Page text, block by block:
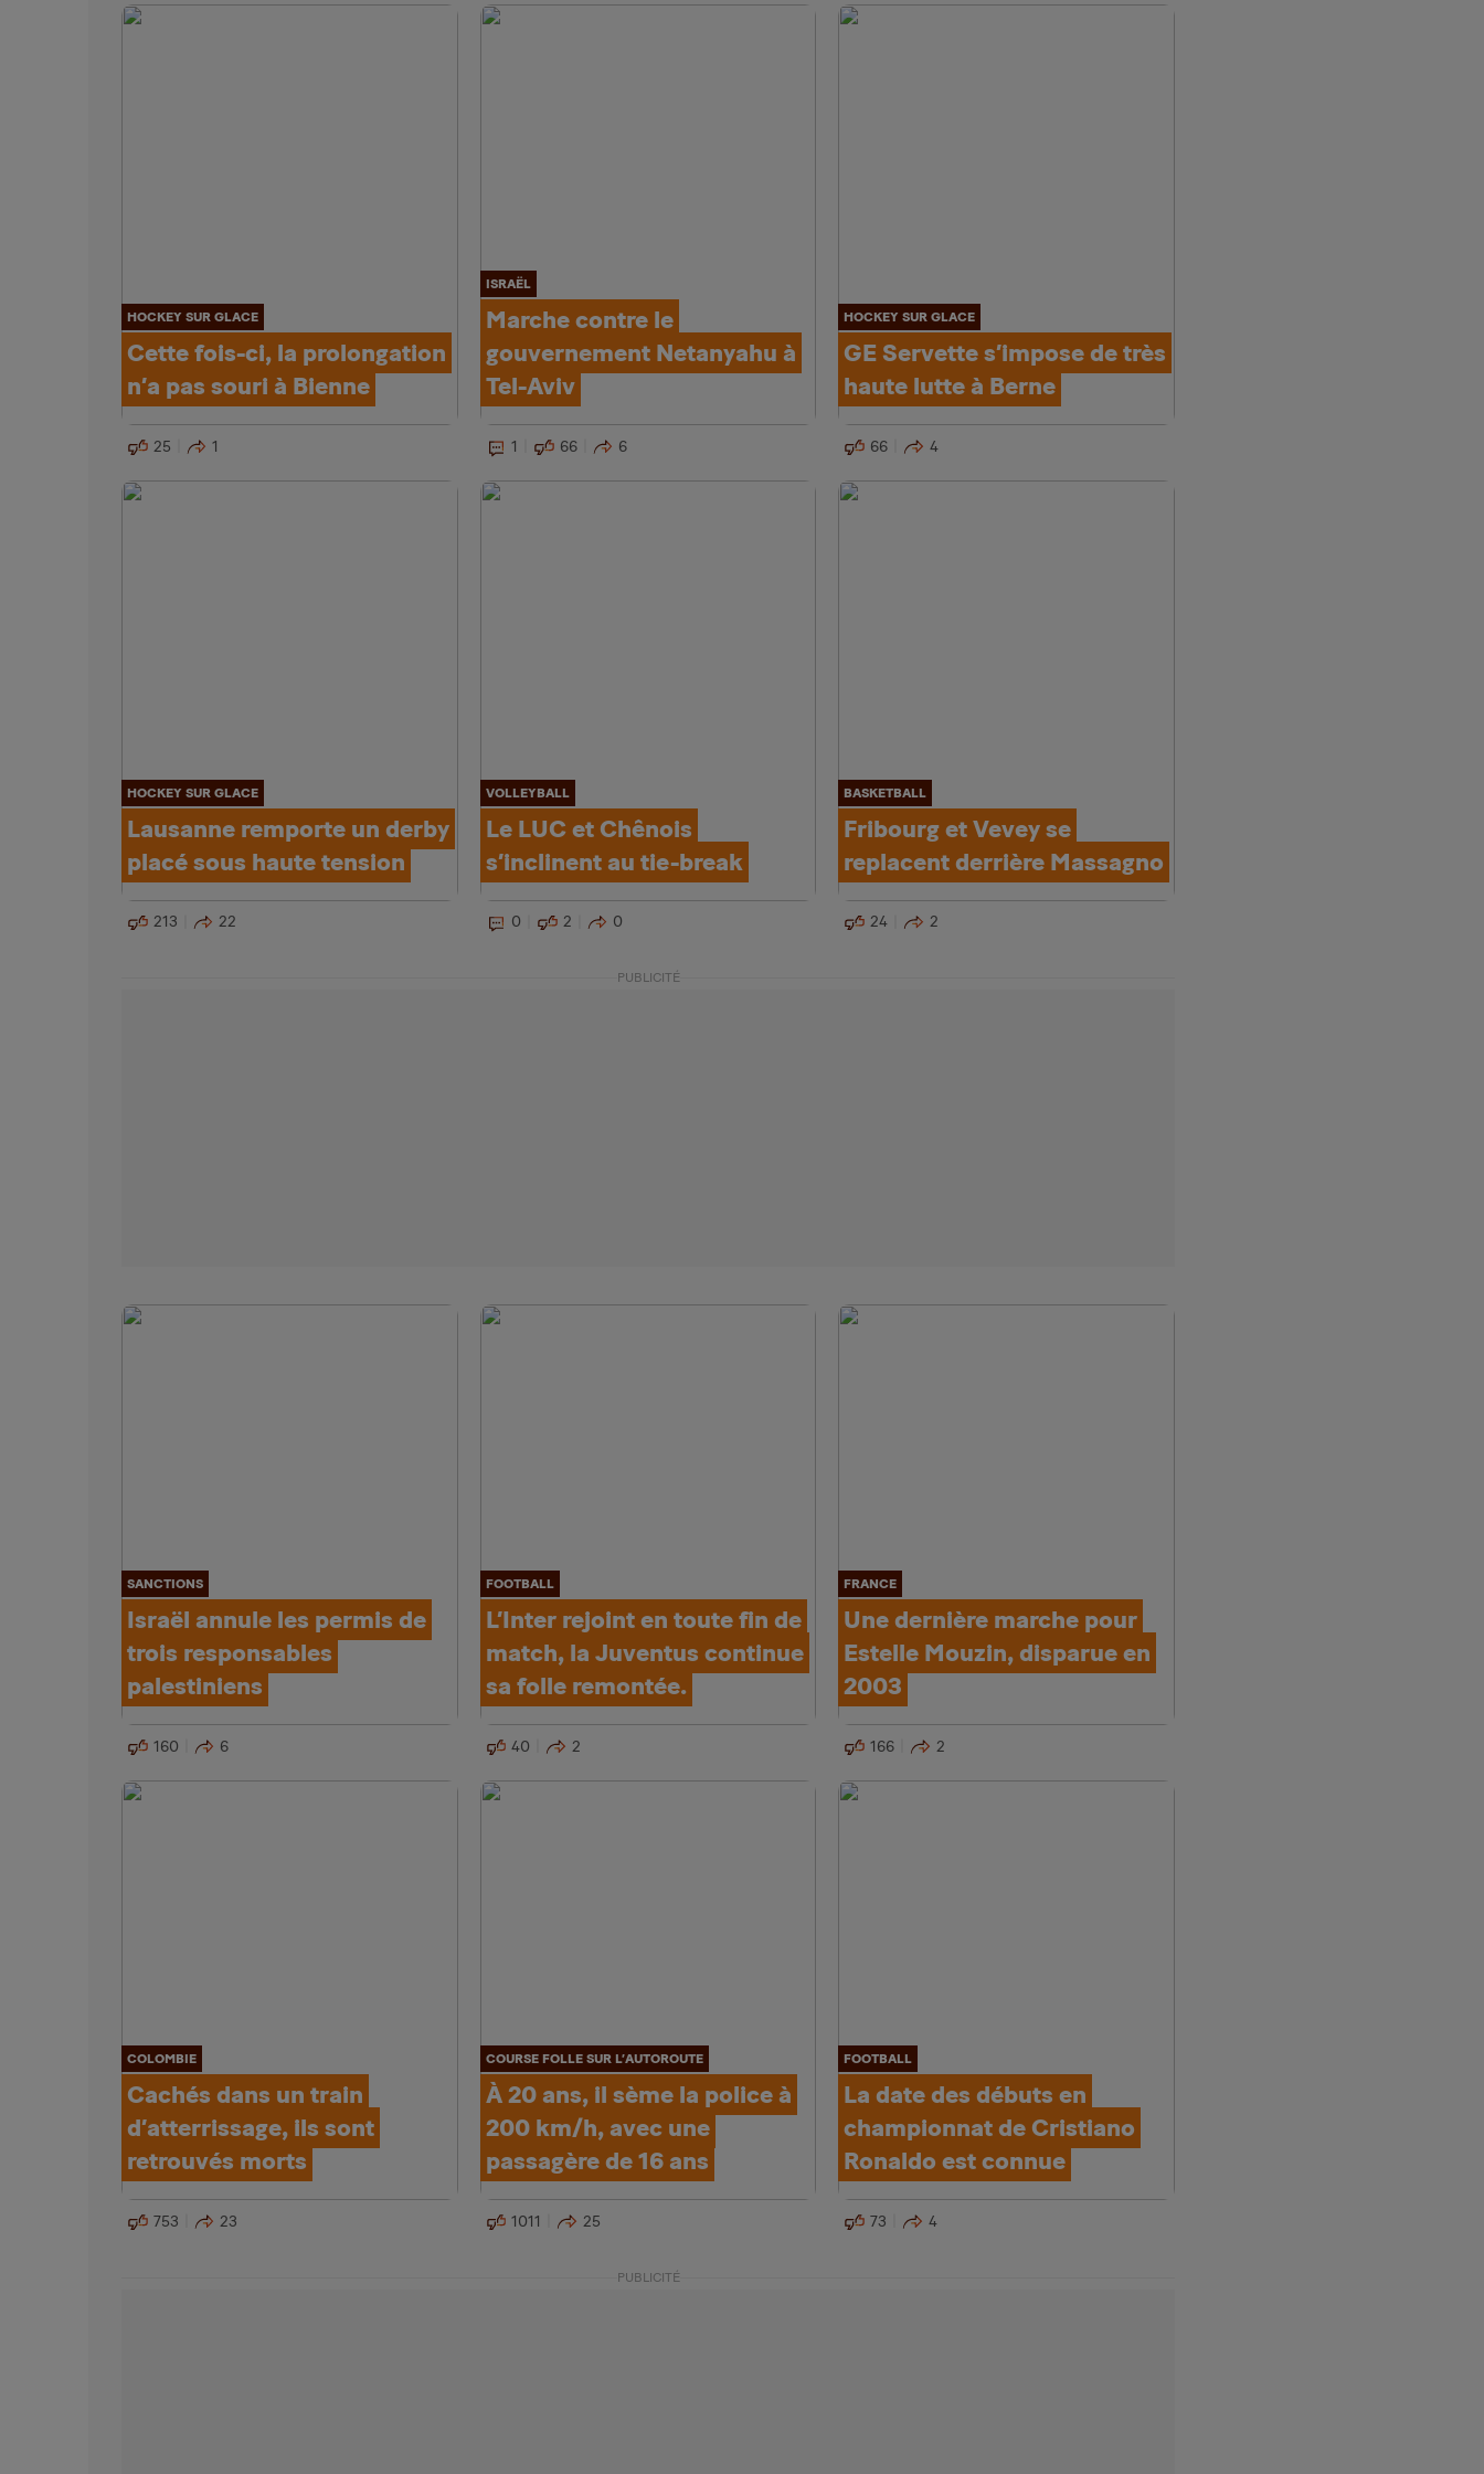
HOCKEY SUR GLACE
Cette fois-ci, la prolongation
n’a pas souri à Bienne
25 1
ISRAËL
Marche contre le
gouvernement Netanyahu à
Tel-Aviv
1 66 6
HOCKEY SUR GLACE
GE Servette s’impose de très
haute lutte à Berne
66 4
HOCKEY SUR GLACE
Lausanne remporte un derby
placé sous haute tension
213 22
VOLLEYBALL
Le LUC et Chênois
s’inclinent au tie-break
0 2 0
BASKETBALL
Fribourg et Vevey se
replacent derrière Massagno
24 2
PUBLICITÉ
SANCTIONS
Israël annule les permis de
trois responsables
palestiniens
160 6
FOOTBALL
L’Inter rejoint en toute fin de
match, la Juventus continue
sa folle remontée.
40 2
FRANCE
Une dernière marche pour
Estelle Mouzin, disparue en
2003
166 2
COLOMBIE
Cachés dans un train
d’atterrissage, ils sont
retrouvés morts
753 23
COURSE FOLLE SUR L’AUTOROUTE
À 20 ans, il sème la police à
200 km/h, avec une
passagère de 16 ans
1011 25
FOOTBALL
La date des débuts en
championnat de Cristiano
Ronaldo est connue
73 4
PUBLICITÉ